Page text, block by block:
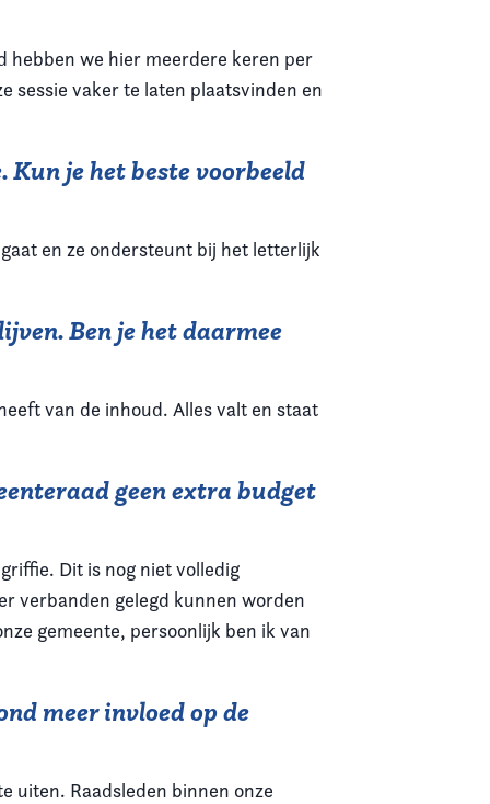
hebben we hier meerdere keren per
sessie vaker te laten plaatsvinden en
je het beste voorbeeld
en ze ondersteunt bij het letterlijk
Ben je het daarmee
van de inhoud. Alles valt en staat
geen extra budget
Dit is nog niet volledig
verbanden gelegd kunnen worden
gemeente, persoonlijk ben ik van
meer invloed op de
uiten. Raadsleden binnen onze